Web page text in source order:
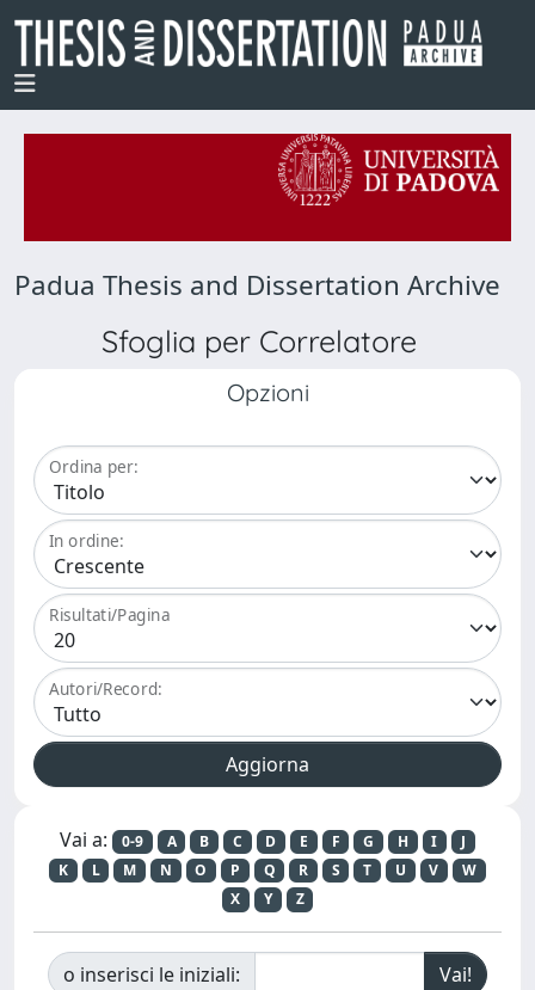
Padua Thesis and Dissertation Archive
Sfoglia per Correlatore
Opzioni
Ordina per:
In ordine:
Risultati/Pagina
Autori/Record:
Vai a: 0-9 A B C D E F G H I
J
K
L M N O P Q R S T U V
W
X
Y Z
o inserisci le iniziali: